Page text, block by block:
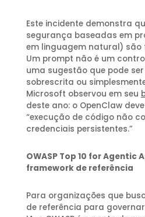
Este incidente demonstra
segurança baseadas em
em linguagem natural) são
Um prompt não é um
uma sugestão que pode
sobrescrita ou
Microsoft observou em seu
deste ano: o OpenClaw
“execução de código não
credenciais persistentes.”
OWASP Top 10 for Agentic
framework de referência
Para organizações que
de referência para